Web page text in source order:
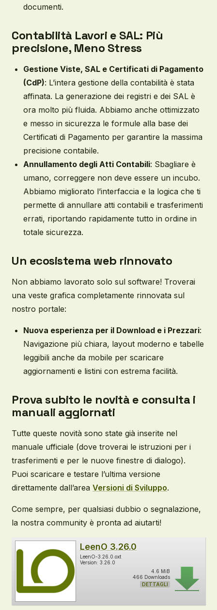
documenti.
Contabilità Lavori e SAL: Più
precisione, Meno Stress
Gestione Viste, SAL e Certificati di Pagamento
(CdP): L’intera gestione della contabilità è stata
affinata. La generazione dei registri e dei SAL è
ora molto più fluida. Abbiamo anche ottimizzato
e messo in sicurezza le formule alla base dei
Certificati di Pagamento per garantire la massima
precisione contabile.
Annullamento degli Atti Contabili: Sbagliare è
umano, correggere non deve essere un incubo.
Abbiamo migliorato l’interfaccia e la logica che ti
permette di annullare atti contabili e trasferimenti
errati, riportando rapidamente tutto in ordine in
totale sicurezza.
Un ecosistema web rinnovato
Non abbiamo lavorato solo sul software! Troverai
una veste grafica completamente rinnovata sul
nostro portale:
Nuova esperienza per il Download e i Prezzari:
Navigazione più chiara, layout moderno e tabelle
leggibili anche da mobile per scaricare
aggiornamenti e listini con estrema facilità.
Prova subito le novità e consulta i
manuali aggiornati
Tutte queste novità sono state già inserite nel
manuale ufficiale (dove troverai le istruzioni per i
trasferimenti e per le nuove finestre di dialogo).
Puoi scaricare e testare l’ultima versione
direttamente dall’area Versioni di Sviluppo.
Come sempre, per qualsiasi dubbio o segnalazione,
la nostra community è pronta ad aiutarti!
LeenO 3.26.0
LeenO-3.26.0.oxt
Version: 3.26.0
4.6 MiB
466 Downloads
DETTAGLI